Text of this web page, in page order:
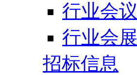
行业会议
行业会展
招标信息